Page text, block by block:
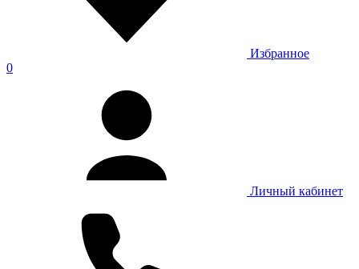
Избранное
0
Личный кабинет